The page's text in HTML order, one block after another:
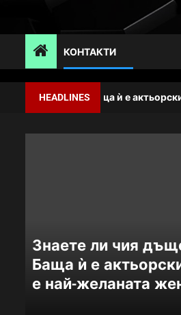
КОНТАКТИ
HEADLINES
е това-Баща ѝ е актьорски бог,
Знаете ли чия
Баща ѝ е
е най-желаната